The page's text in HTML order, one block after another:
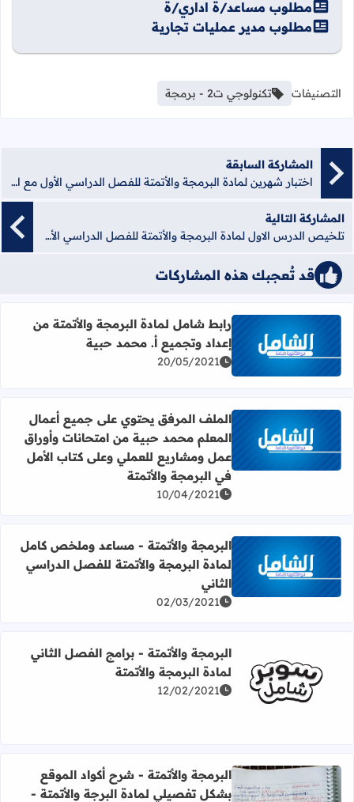
مطلوب مساعد/ة اداري/ة
مطلوب مدير عمليات تجارية
التصنيفات تكنولوجي ت2 - برمجة
المشاركة السابقة
اختبار شهرين لمادة البرمجة والأتمتة للفصل الدراسي الأول مع الاجابات
المشاركة التالية
تلخيص الدرس الاول لمادة البرمجة والأتمتة للفصل الدراسي الأول
قد تُعجبك هذه المشاركات
اقرأ المزيد عن رابط شامل لمادة البرمجة والأتمتة من
رابط شامل لمادة البرمجة والأتمتة من
إعداد وتجميع أ. محمد حبية
20/05/2021
اقرأ المزيد عن الملف المرفق يحتوي على جميع أعمال
الملف المرفق يحتوي على جميع أعمال
المعلم محمد حبية من امتحانات وأوراق
عمل ومشاريع للعملي وعلى كتاب الأمل
في البرمجة والأتمتة
10/04/2021
اقرأ المزيد عن البرمجة والأتمتة - مساعد وملخص كامل
البرمجة والأتمتة - مساعد وملخص كامل
لمادة البرمجة والأتمتة للفصل الدراسي
الثاني
02/03/2021
اقرأ المزيد عن البرمجة والأتمتة - برامج الفصل الثاني لمادة
البرمجة والأتمتة - برامج الفصل الثاني
لمادة البرمجة والأتمتة
12/02/2021
البرمجة والأتمتة - شرح أكواد الموقع
بشكل تفصيلي لمادة البرجة والأتمتة -